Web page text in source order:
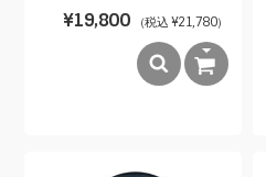
¥19,800 （税込 ¥21,780）